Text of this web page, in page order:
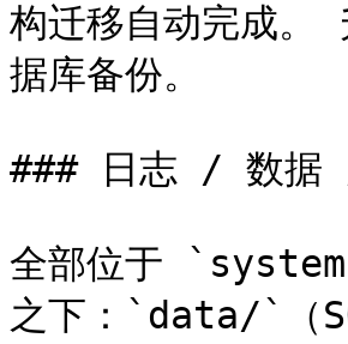
构迁移自动完成。
据库备份。
### 日志 / 数据
全部位于
之下：`data/`（